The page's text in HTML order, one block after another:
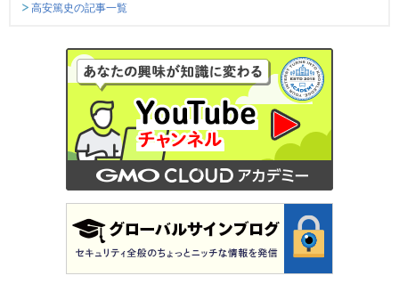
高安篤史の記事一覧